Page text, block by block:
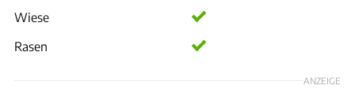
Wiese
Rasen
ANZEIGE